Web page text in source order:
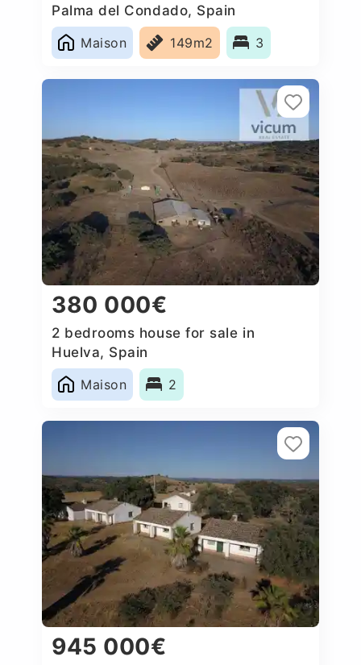
Palma del Condado, Spain
Maison
149m2 3
380 000€
2 bedrooms house for sale in
Huelva, Spain
Maison
2
945 000€